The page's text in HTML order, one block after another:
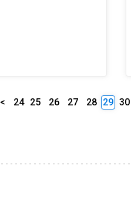
< 24 25 26 27 28 29 30